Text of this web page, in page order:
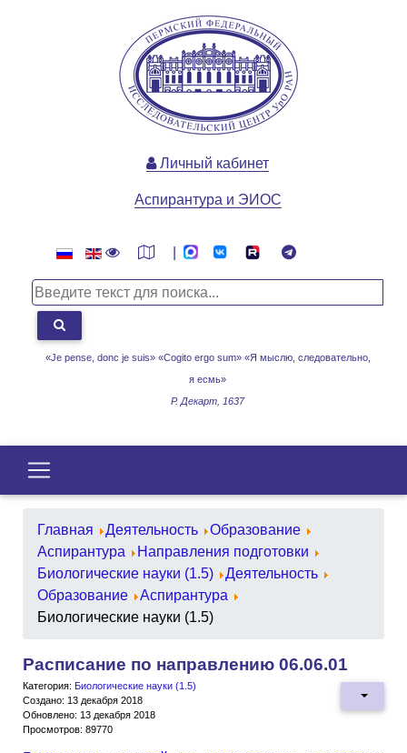
«Je pense, donc je suis» «Cogito ergo sum» «Я мыслю, следовательно,
я есмь»
Р. Декарт, 1637
Личный кабинет
Аспирантура и ЭИОС
Главная Деятельность
Образование
Аспирантура
Направления подготовки
Биологические науки (1.5)
Деятельность
Образование
Аспирантура
Биологические науки (1.5)
Расписание по направлению 06.06.01
Категория: Биологические науки (1.5)
Создано: 13 декабря 2018
Обновлено: 13 декабря 2018
Просмотров: 89770